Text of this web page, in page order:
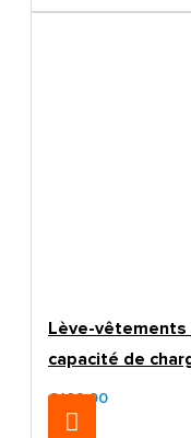
Lève-vêtements
capacité de
€169.00